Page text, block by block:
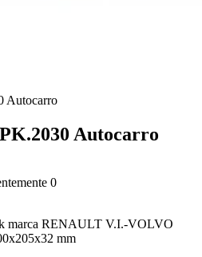
Autocarro
0
marca RENAULT V.I.-VOLVO
mm